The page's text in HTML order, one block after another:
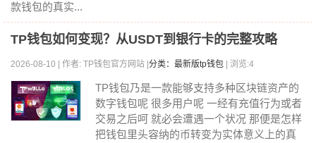
款钱包的真实...
TP钱包如何变现？从USDT到银行卡的完整攻略
2026-08-10 | 作者: TP钱包官方网站 | 分类：最新版tp钱包 | 浏览:4
TP钱包乃是一款能够支持多种区块链资产的
数字钱包呢 很多用户呢 一经有充值行为或者
交易之后呵 就必会遭遇一个状况 那便是怎样
把钱包里头容纳的币转变为实体意义上的真